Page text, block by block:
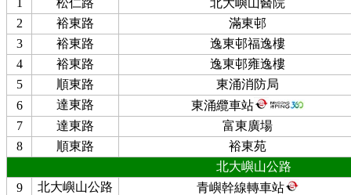
1
松仁路
北大嶼山醫院
2
裕東路
滿東邨
3
裕東路
逸東邨福逸樓
4
裕東路
逸東邨雍逸樓
5
順東路
東涌消防局
6
達東路
東涌纜車站
7
達東路
富東廣場
8
順東路
裕東苑
北大嶼山公路
9
北大嶼山公路
青嶼幹線轉車站